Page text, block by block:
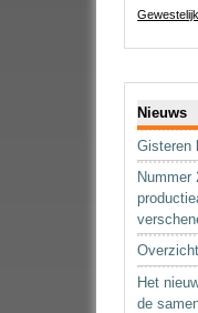
Nieuws
Gisteren
Het
de